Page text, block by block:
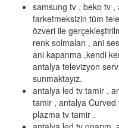
samsung tv , beko tv
farketmeksizin tüm
özveri ile
renk solmaları , ani
ani kapanma ,kendi
antalya televizyon
sunmaktayız.
antalya led tv tamir ,
tamir , antalya
plazma tv tamir .